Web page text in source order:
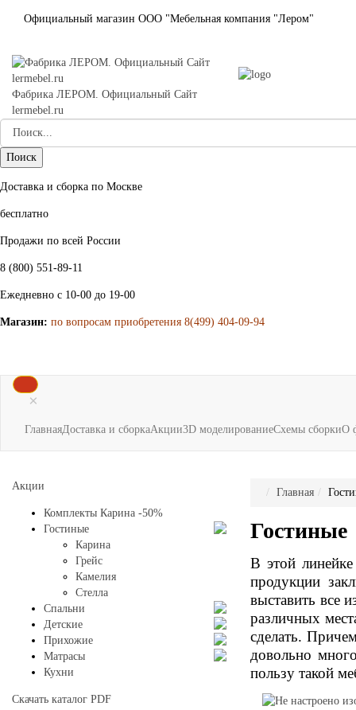
Официальный магазин ООО "Мебельная компания "Лером"
Фабрика ЛЕРОМ. Официальный Сайт
lermebel.ru
Доставка и сборка по Москве
бесплатно
Продажи по всей России
8 (800) 551-89-11
Ежедневно с 10-00 до 19-00
Магазин: по вопросам приобретения 8(499) 404-09-94
×
ГлавнаяДоставка и сборкаАкции3D моделированиеСхемы сборкиО
Главная
Гостиные
В этой линейке
продукции
выставить все
различных
сделать.
довольно
пользу такой
Акции
Комплекты Карина -50%
Гостиные
Карина
Грейс
Камелия
Стелла
Спальни
Детские
Прихожие
Матрасы
Кухни
Скачать каталог PDF